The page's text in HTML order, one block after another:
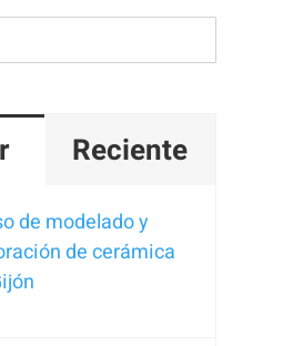
Reciente
de modelado y
de cerámica
de la web, en
se usa la
Para que
nuestra web